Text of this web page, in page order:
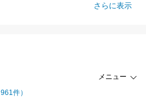
さらに表示
メニュー
961件）